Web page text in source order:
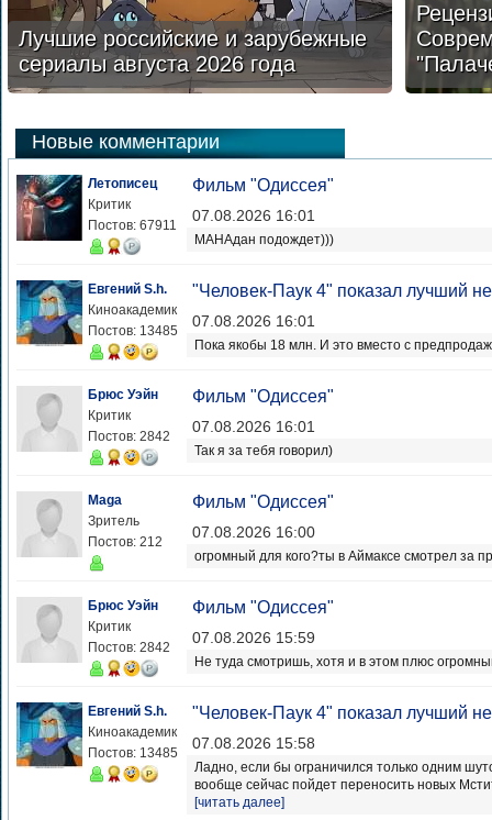
Лучшие российские и зарубежные
сериалы августа 2026 года
Новые комментарии
Летописец
Критик
Постов: 67911
Фильм "Одиссея"
07.08.2026 16:01
МАНАдан подождет)))
Евгений S.h.
Киноакадемик
Постов: 13485
"Человек-Паук 4" показал лучший
07.08.2026 16:01
Пока якобы 18 млн. И это вместо с
Брюс Уэйн
Критик
Постов: 2842
Фильм "Одиссея"
07.08.2026 16:01
Так я за тебя говорил)
Maga
Зритель
Постов: 212
Фильм "Одиссея"
07.08.2026 16:00
огромный для кого?ты в Аймаксе смотрел за
Брюс Уэйн
Критик
Постов: 2842
Фильм "Одиссея"
07.08.2026 15:59
Не туда смотришь, хотя и в этом плюс
Евгений S.h.
Киноакадемик
Постов: 13485
"Человек-Паук 4" показал лучший
07.08.2026 15:58
Ладно, если бы ограничился только одним
вообще сейчас пойдет переносить новых
[читать далее]